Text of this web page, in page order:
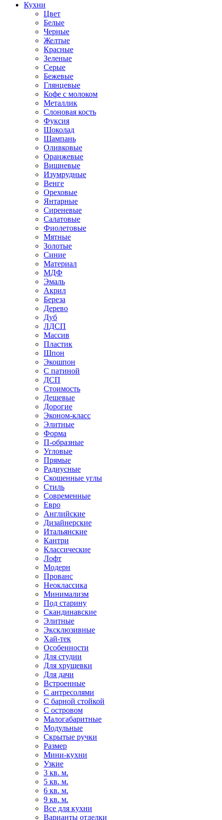
Кухни
Цвет
Белые
Черные
Желтые
Красные
Зеленые
Серые
Бежевые
Глянцевые
Кофе с молоком
Металлик
Слоновая кость
Фуксия
Шоколад
Шампань
Оливковые
Оранжевые
Вишневые
Изумрудные
Венге
Ореховые
Янтарные
Сиреневые
Салатовые
Фиолетовые
Мятные
Золотые
Синие
Материал
МДФ
Эмаль
Акрил
Береза
Дерево
Дуб
ЛДСП
Массив
Пластик
Шпон
Экошпон
С патиной
ДСП
Стоимость
Дешевые
Дорогие
Эконом-класс
Элитные
Форма
П-образные
Угловые
Прямые
Радиусные
Скошенные углы
Стиль
Современные
Евро
Английские
Дизайнерские
Итальянские
Кантри
Классические
Лофт
Модерн
Прованс
Неоклассика
Минимализм
Под старину
Скандинавские
Элитные
Эксклюзивные
Хай-тек
Особенности
Для студии
Для хрущевки
Для дачи
Встроенные
С антресолями
С барной стойкой
С островом
Малогабаритные
Модульные
Скрытые ручки
Размер
Мини-кухни
Узкие
3 кв. м.
5 кв. м.
6 кв. м.
9 кв. м.
Все для кухни
Варианты отделки